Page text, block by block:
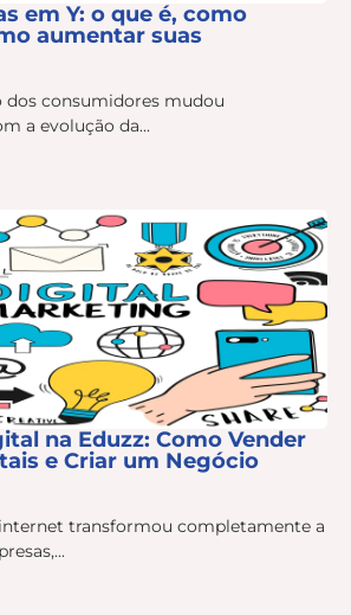
em Y: o que é, como
aumentar suas
consumidores mudou
a evolução da...
na Eduzz: Como Vender
e Criar um Negócio
transformou completamente a